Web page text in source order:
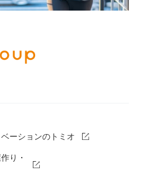
ーションのトミオ
り・